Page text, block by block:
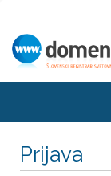
Prijava